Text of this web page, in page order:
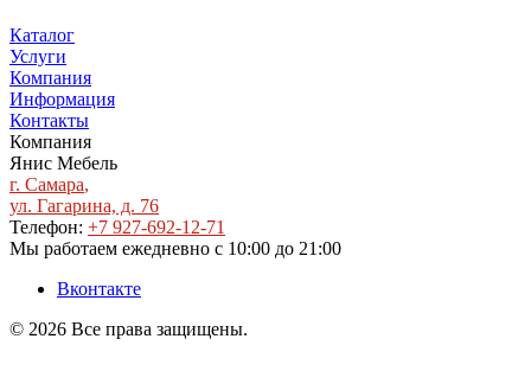
Каталог
Услуги
Компания
Информация
Контакты
Компания
Янис Мебель
г. Самара,
ул. Гагарина, д. 76
Телефон: +7 927-692-12-71
Мы работаем ежедневно с 10:00 до 21:00
Вконтакте
© 2026 Все права защищены.